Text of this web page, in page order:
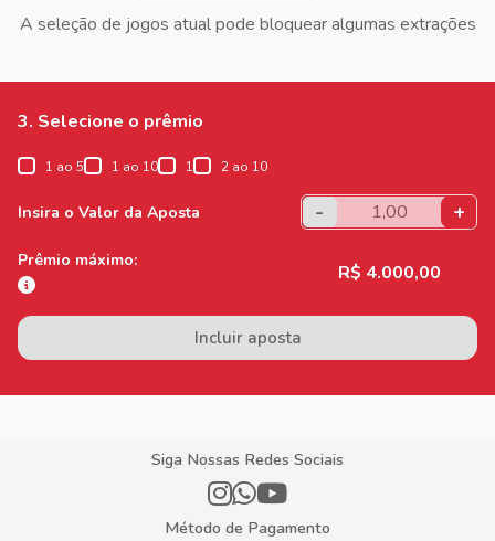
A seleção de jogos atual pode bloquear algumas extrações
3. Selecione o prêmio
1 ao 5 1 ao 10 1 2 ao 10
Insira o Valor da Aposta - +
Prêmio máximo:
R$ 4.000,00
Incluir aposta
Siga Nossas Redes Sociais
Método de Pagamento